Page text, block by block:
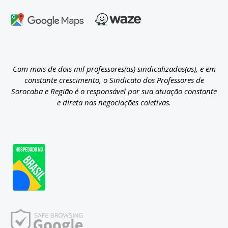
Com mais de dois mil professores(as) sindicalizados(as), e em
constante crescimento, o Sindicato dos Professores de
Sorocaba e Região é o responsável por sua atuação constante
e direta nas negociações coletivas.